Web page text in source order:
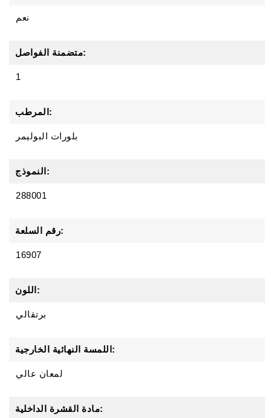
نعم
متضمنة الفواصل:
1
المرطب:
بلورات البوليمر
النموذج:
288001
رقم السلعة:
16907
اللون:
برتقالي
اللمسة النهائية الخارجية:
لمعان عالي
مادة القشرة الداخلية: